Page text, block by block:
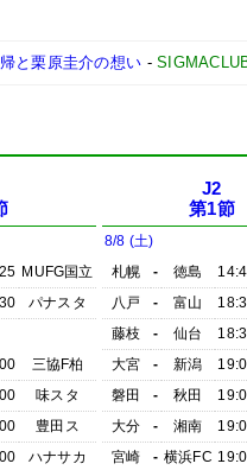
と栗原圭介の想い -
MUFG国立
パナスタ
三協F柏
味スタ
豊田ス
ハナサカ
J2
第1節
8/8 (土)
札幌
- 徳島
八戸
- 富山
藤枝
- 仙台
大宮
- 新潟
磐田
- 秋田
大分
- 湘南
宮崎
- 横浜FC